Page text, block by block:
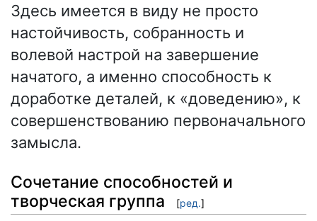
Здесь имеется в виду не просто
настойчивость, собранность и
волевой настрой на завершение
начатого, а именно способность к
доработке деталей, к «доведению», к
совершенствованию первоначального
замысла.
Сочетание способностей и
творческая группа
[ред.]